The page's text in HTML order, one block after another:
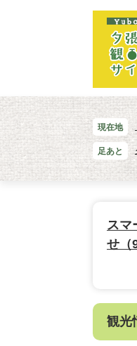
で
す。
ば
し
文
現在地
足あと
スマ
せ（
観光